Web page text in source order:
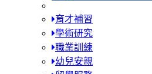
育才補習
學術研究
職業訓練
幼兒安親